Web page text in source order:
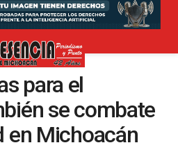
para el
se combate
en Michoacán